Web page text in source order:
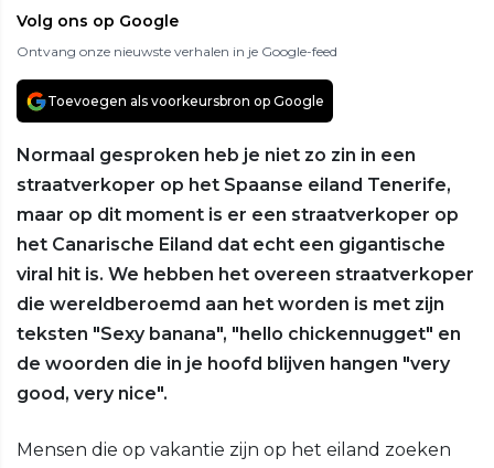
Volg ons op Google
Ontvang onze nieuwste verhalen in je Google-feed
Toevoegen als voorkeursbron op Google
Normaal gesproken heb je niet zo zin in een
straatverkoper op het Spaanse eiland Tenerife,
maar op dit moment is er een straatverkoper op
het Canarische Eiland dat echt een gigantische
viral hit is. We hebben het overeen straatverkoper
die wereldberoemd aan het worden is met zijn
teksten "Sexy banana", "hello chickennugget" en
de woorden die in je hoofd blijven hangen "very
good, very nice".
Mensen die op vakantie zijn op het eiland zoeken